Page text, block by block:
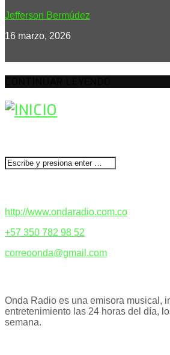
Jefferson Bermúdez
16 marzo, 2026
http://www.ondaradio.com.co
+57 350 782 98 52
correoonda@gmail.com
Onda Radio es una emisora musical,
entretenimiento las 24 horas del día,
semana.